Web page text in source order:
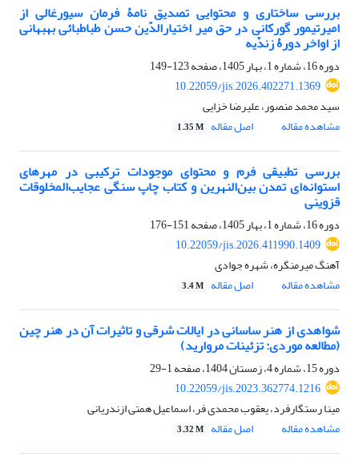
بررسی ساختاری و محتوایی تصدیق نامۀ فرمان سیورغالی از
امیرتیمور گورکانی در حق میر اختیارالدّین حسن طباطبائی بهبهانی
از اواخر دورۀ زندّیه
دوره 16، شماره 1، بهار 1405، صفحه
123-149
10.22059/jis.2026.402271.1369
سید محمد منصور، علیرضا خزایی
مشاهده مقاله
اصل مقاله 1.35 M
بررسی تطبیقی فرم و محتوای موجودات ترکیبی در مهرهای
استوانه‌ای تمدن بین‌النهرین و کتاب چاپ سنگی عجایب‌المخلوقات
قزوینی
دوره 16، شماره 1، بهار 1405، صفحه
151-176
10.22059/jis.2026.411990.1409
آهنگ میرمنگره، شهره جوادی
مشاهده مقاله
اصل مقاله 3.4 M
شواهدی از هنر ساسانی در ایالات شرقی و تاثیرات آن در هنر چین
(مطالعه موردی: تزئینات مروارید)
دوره 15، شماره 4، زمستان 1404، صفحه
1-29
10.22059/jis.2023.362774.1216
مینا رستگارفرد، یعقوب محمدی فر، اسماعیل همتی ازندریانی
مشاهده مقاله
اصل مقاله 3.32 M